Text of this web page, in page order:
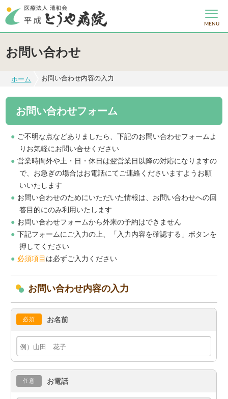
MENU
お問い合わせ
ホーム お問い合わせ内容の入力
お問い合わせフォーム
ご不明な点などありましたら、下記のお問い合わせフォームよ
りお気軽にお問い合せください
営業時間外や土・日・休日は翌営業日以降の対応になりますの
で、お急ぎの場合はお電話にてご連絡くださいますようお願
いいたします
お問い合わせのためにいただいた情報は、お問い合わせへの回
答目的にのみ利用いたします
お問い合わせフォームから外来の予約はできません
下記フォームにご入力の上、「入力内容を確認する」ボタンを
押してください
必須項目 は必ずご入力ください
お問い合わせ内容の入力
必須 お名前
任意 お電話